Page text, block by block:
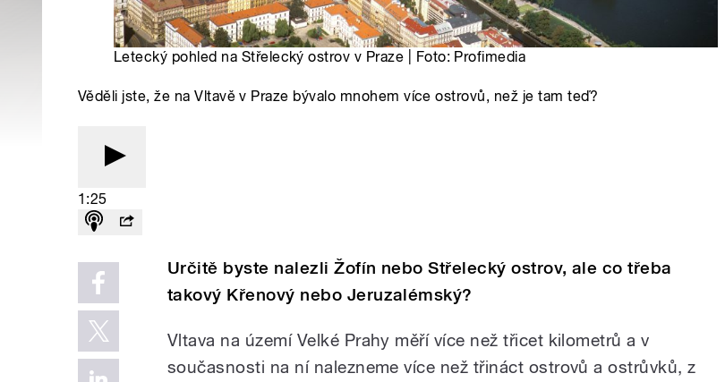
Letecký pohled na Střelecký ostrov v Praze | Foto: Profimedia
Věděli jste, že na Vltavě v Praze bývalo mnohem více ostrovů, než je tam teď?
1:25
Určitě byste nalezli Žofín nebo Střelecký ostrov, ale co třeba
takový Křenový nebo Jeruzalémský?
Vltava na území Velké Prahy měří více než třicet kilometrů a v
současnosti na ní nalezneme více než třináct ostrovů a ostrůvků, z